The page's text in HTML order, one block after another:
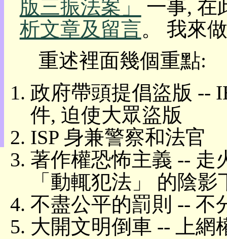
頁
@
English
版三振法案」
一事, 在
析文章及留言。 我來
重述裡面幾個重點:
政府帶頭提倡盜版 --
件, 迫使大眾盜版
ISP 身兼警察和法官
著作權恐怖主義 -- 走
「動輒犯法」 的陰影
不盡公平的罰則 -- 不
大開文明倒車 -- 上網